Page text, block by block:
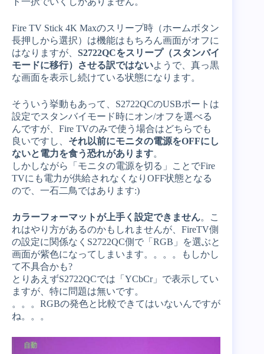
Fire TV Stick 4K Maxのスリープ時（ホームボタン
長押しから選択）は機能はもちろん画面がオフに
はなりますが、 S2722QCをスリープ（スタンバイ
モードに移行）させる訳ではないようで、真っ黒
な画面を表示し続けている状態になります。
そういう挙動もあって、S2722QCのUSBポートは
設定でスタンバイモード時にオン/オフを選べる
んですが、Fire TVのみで使う場合はどちらでも
良いですし、 それ以前にモニタの電源をOFFにし
ないと電力を食う恐れがあります。
しかしながら「モニタの電源を切る」ことでFire
TVにも電力が供給されなくなりOFF状態となる
ので、一石二鳥ではあります:)
カラーフォーマットが上手く設定できません。こ
れはやり方があるのかもしれませんが、FireTV側
の設定に関係なくS2722QC側で「RGB」を選ぶと
画面が紫色になってしまいます。。。。もしかし
て不具合かも?
とりあえずS2722QCでは「YCbCr」で表示してい
ますが、特に問題は無いです。
。。。RGBの発色と比較できてはいないんですが
ね。。。